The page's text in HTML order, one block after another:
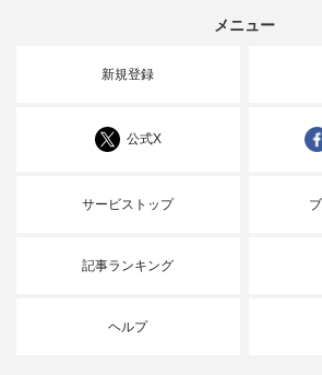
メニュー
新規登録
公式X
サービストップ
記事ランキング
ヘルプ